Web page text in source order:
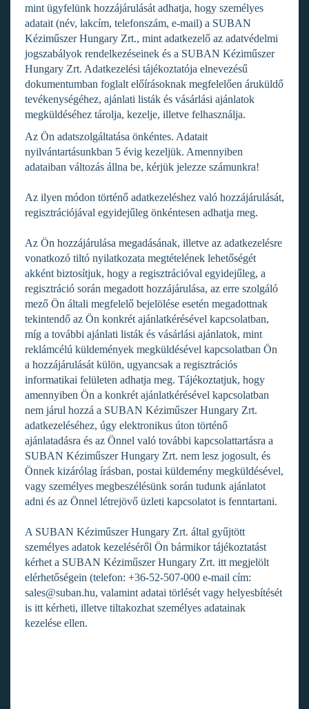
mint ügyfelünk hozzájárulását adhatja, hogy személyes
adatait (név, lakcím, telefonszám, e-mail) a SUBAN
Kéziműszer Hungary Zrt., mint adatkezelő az adatvédelmi
jogszabályok rendelkezéseinek és a SUBAN Kéziműszer
Hungary Zrt. Adatkezelési tájékoztatója elnevezésű
dokumentumban foglalt előírásoknak megfelelően áruküldő
tevékenységéhez, ajánlati listák és vásárlási ajánlatok
megküldéséhez tárolja, kezelje, illetve felhasználja.
Az Ön adatszolgáltatása önkéntes. Adatait
nyilvántartásunkban 5 évig kezeljük. Amennyiben
adataiban változás állna be, kérjük jelezze számunkra!
Az ilyen módon történő adatkezeléshez való hozzájárulását,
regisztrációjával egyidejűleg önkéntesen adhatja meg.
Az Ön hozzájárulása megadásának, illetve az adatkezelésre
vonatkozó tiltó nyilatkozata megtételének lehetőségét
akként biztosítjuk, hogy a regisztrációval egyidejűleg, a
regisztráció során megadott hozzájárulása, az erre szolgáló
mező Ön általi megfelelő bejelölése esetén megadottnak
tekintendő az Ön konkrét ajánlatkérésével kapcsolatban,
míg a további ajánlati listák és vásárlási ajánlatok, mint
reklámcélú küldemények megküldésével kapcsolatban Ön
a hozzájárulását külön, ugyancsak a regisztrációs
informatikai felületen adhatja meg. Tájékoztatjuk, hogy
amennyiben Ön a konkrét ajánlatkérésével kapcsolatban
nem járul hozzá a SUBAN Kéziműszer Hungary Zrt.
adatkezeléséhez, úgy elektronikus úton történő
ajánlatadásra és az Önnel való további kapcsolattartásra a
SUBAN Kéziműszer Hungary Zrt. nem lesz jogosult, és
Önnek kizárólag írásban, postai küldemény megküldésével,
vagy személyes megbeszélésünk során tudunk ajánlatot
adni és az Önnel létrejövő üzleti kapcsolatot is fenntartani.
A SUBAN Kéziműszer Hungary Zrt. által gyűjtött
személyes adatok kezeléséről Ön bármikor tájékoztatást
kérhet a SUBAN Kéziműszer Hungary Zrt. itt megjelölt
elérhetőségein (telefon: +36-52-507-000 e-mail cím:
sales@suban.hu, valamint adatai törlését vagy helyesbítését
is itt kérheti, illetve tiltakozhat személyes adatainak
kezelése ellen.